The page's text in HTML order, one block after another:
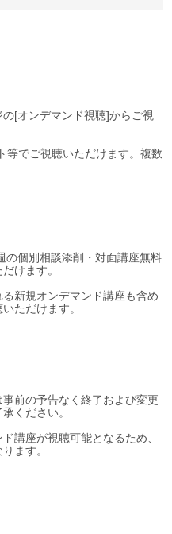
[オンデマンド視聴]からご視
等でご視聴いただけます。複数
の個別相談添削・対面講座無料
けます。
新規オンデマンド講座も含め
ただけます。
前の予告なく終了および変更
ください。
講座が視聴可能となるため、
ます。